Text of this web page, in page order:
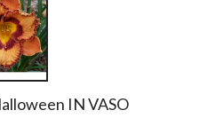
IN VASO